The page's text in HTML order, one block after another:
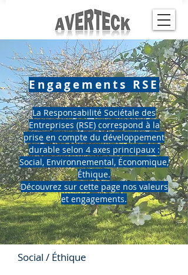
Engagements RSE
La Responsabilité Sociétale des
Entreprises (RSE) correspond à la
prise en compte du développement
durable selon 4 axes principaux :
Social, Environnemental, Économique,
Éthique.
Découvrez sur cette page nos valeurs
et engagements.
Social / Éthique